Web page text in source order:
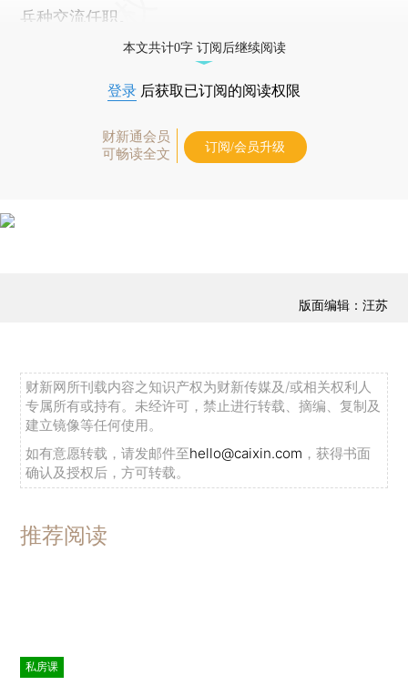
兵种交流任职。
本文共计0字 订阅后继续阅读
登录 后获取已订阅的阅读权限
财新通会员
可畅读全文
订阅/会员升级
版面编辑：汪苏
财新网所刊载内容之知识产权为财新传媒及/或相关权利人
专属所有或持有。未经许可，禁止进行转载、摘编、复制及
建立镜像等任何使用。
如有意愿转载，请发邮件至hello@caixin.com ，获得书面
确认及授权后，方可转载。
推荐阅读
私房课